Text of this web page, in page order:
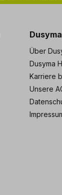
Dusyma
Über
Dusyma
Karriere
Unsere